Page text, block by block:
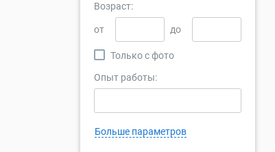
Возраст:
от до
Только с фото
Опыт работы:
Больше параметров